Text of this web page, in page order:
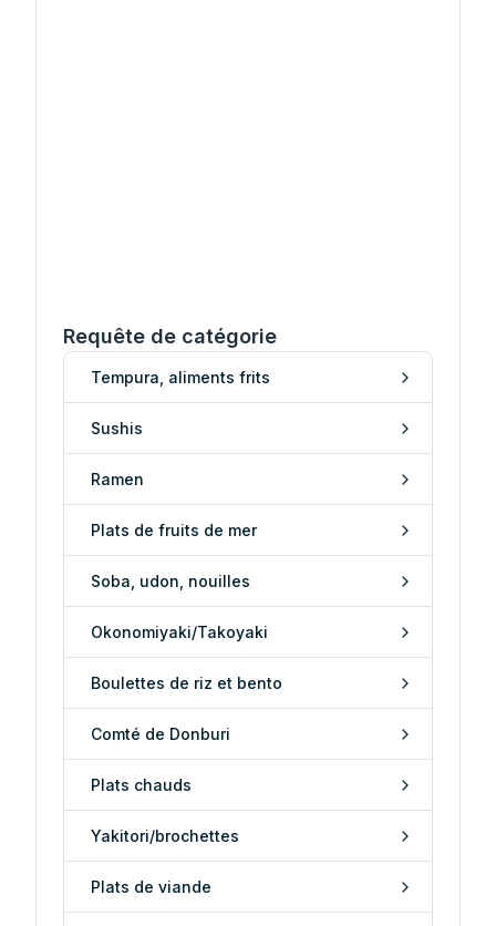
Requête de catégorie
Tempura, aliments frits
Sushis
Ramen
Plats de fruits de mer
Soba, udon, nouilles
Okonomiyaki/Takoyaki
Boulettes de riz et bento
Comté de Donburi
Plats chauds
Yakitori/brochettes
Plats de viande